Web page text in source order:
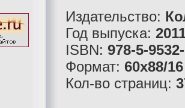
Издательство:
Год выпуска:
ISBN: 978-5-
Формат: 60x88/16
Кол-во страниц: